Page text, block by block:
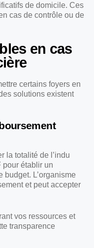
de domicile. Ces
cas de contrôle ou de
en cas
certains foyers en
solutions existent
la totalité de l’indu
pour établir un
budget. L’organisme
et peut accepter
vos ressources et
transparence